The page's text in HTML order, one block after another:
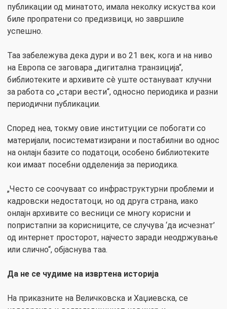
публикации од минатото, имала неколку искуства кои
биле пропратени со предизвици, но завршиле
успешно.
Таа забележува дека дури и во 21 век, кога и на ниво
на Европа се заговара „дигитална транзиција“,
библиотеките и архивите сè уште остануваат клучни
за работа со „стари вести“, односно периодика и разни
периодични публикации.
Според неа, токму овие институции се побогати со
материјали, посистематизирани и постабилни во однос
на онлајн базите со податоци, особено библиотеките
кои имаат посебни одделенија за периодика.
„Често се соочуваат со инфраструктурни проблеми и
кадровски недостатоци, но од друга страна, иако
онлајн архивите со весници се многу корисни и
попристапни за корисниците, се случува ‘да исчезнат’
од интернет просторот, најчесто заради неодржување
или слично“, објаснува таа.
Да не се чудиме на извртена историја
На приказните на Величковска и Хаџиевска, се